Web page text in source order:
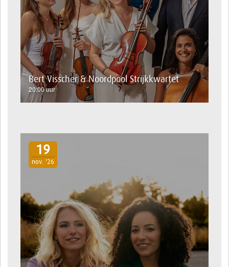
Bert Visscher & Noordpool Strijkkwartet
20:00 uur
19
nov. '26